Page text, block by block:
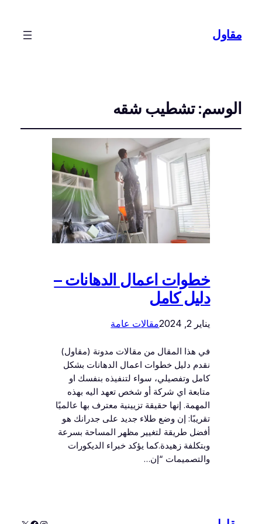
مقاول
الوسم:تشطيب شقه
خطوات اعمال الدهانات –
دليل كامل
يناير 2, 2024 مقالات عامة
في هذا المقال من مقالات مدونة (مقاول)
نقدم دليل خطوات اعمال الدهانات بشكل
كامل وتفصيلي، سواء لتنفيذه بنفسك او
متابعة اي شركة أو شخص تعهد اليه بهذه
المهمة. إنها حقيقة تزيينية معترف بها عالميًا
تقريبًا: إن وضع طلاء جديد على جدرانك هو
أفضل طريقة لتغيير مظهر المساحة بسرعة
وبتكلفة زهيدة.كما يؤكد خبراء الديكورات
والتصميمات “إن…